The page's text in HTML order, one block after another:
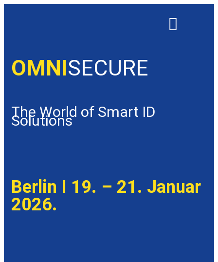
OMNISECURE
The World of Smart ID
Solutions
Berlin I 19. – 21. Januar
2026.